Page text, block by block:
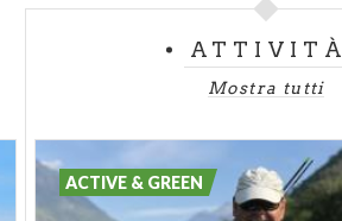
ATTIVITÀ
Mostra tutti
ACTIVE & GREEN